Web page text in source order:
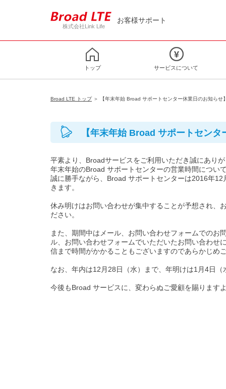
株式会社Link Life
お客様サポート
トップ サービスについて
Broad LTE トップ＞ 【年末年始 Broad サポートセンター休業日のお知らせ
【年末年始 Broad サポートセン
平素より、Broadサービスをご利用いただき誠にあり
年末年始のBroad サポートセンターの営業時間につい
誠に勝手ながら、Broad サポートセンターは2016年
きます。
休み明けはお問い合わせが集中することが予想され、
ださい。
また、期間中はメール、お問い合わせフォームでの
ル、お問い合わせフォームでいただいたお問い合わせ
信まで時間がかかることもございますのであらかじめ
なお、年内は12月28日（水）まで、年明けは1月4日
今後もBroad サービスに、変わらぬご愛顧を賜ります